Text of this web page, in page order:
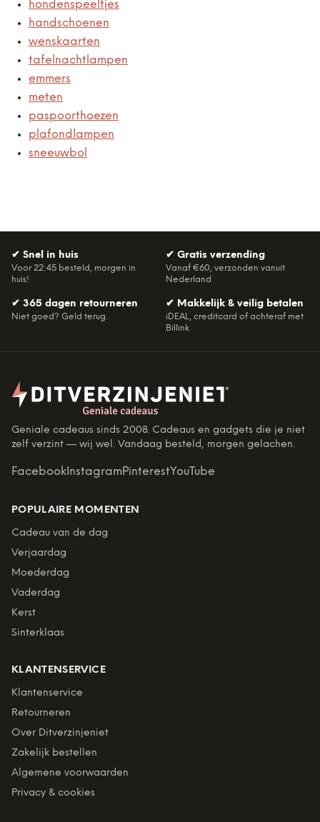
hondenspeeltjes
handschoenen
wenskaarten
tafelnachtlampen
emmers
meten
paspoorthoezen
plafondlampen
sneeuwbol
✔ Snel in huis
Voor 22:45 besteld, morgen in
huis!
✔ Gratis verzending
Vanaf €60, verzonden vanuit
Nederland
✔ 365 dagen retourneren
Niet goed? Geld terug.
✔ Makkelijk & veilig betalen
iDEAL, creditcard of achteraf met
Billink
Geniale cadeaus sinds 2008. Cadeaus en gadgets die je niet
zelf verzint — wij wel. Vandaag besteld, morgen gelachen.
Facebook InstagramPinterestYouTube
POPULAIRE MOMENTEN
Cadeau van de dag
Verjaardag
Moederdag
Vaderdag
Kerst
Sinterklaas
KLANTENSERVICE
Klantenservice
Retourneren
Over Ditverzinjeniet
Zakelijk bestellen
Algemene voorwaarden
Privacy & cookies